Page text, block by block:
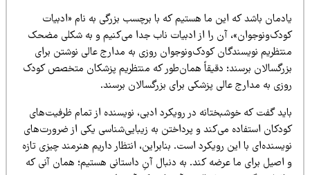
باشد که این ما هستیم که با برچسب بزرگی به نام «ادبیات
آن را از ادبیات ناب جدا می‌کنیم و به شکلی مضحک
نویسندگان کودک‌ونوجوان روزی به مدارج عالی نوشتن برای
برسند؛ دقیقاً همان‌طور که منتظریم پزشکان متخصص کودک
به مدارج عالی پزشکی برای بزرگسالان برسند.
گفت که خوشبختانه در رویکرد ادبی، نویسنده از تمام ظرفیت‌های
استفاده می‌کند و پرداختن به زیبایی‌شناسی یکی از ضرورت‌های
با این رویکرد است. بنابراین، انتظار داریم هنرمند چیزی تازه
اصیل برای ما عرضه کند. به دنبال آنِ داستانی هستیم؛ همان آنی که